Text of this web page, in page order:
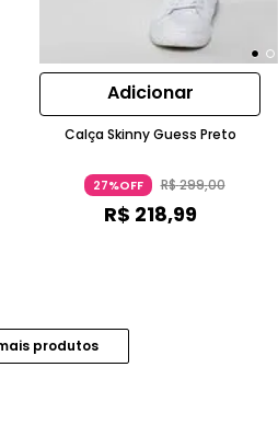
Adicionar
Calça Skinny Guess Preto
27%OFF R$299,00
R$ 218,99